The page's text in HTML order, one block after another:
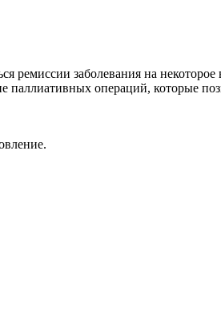
ремиссии заболевания на
паллиативных операций, которые